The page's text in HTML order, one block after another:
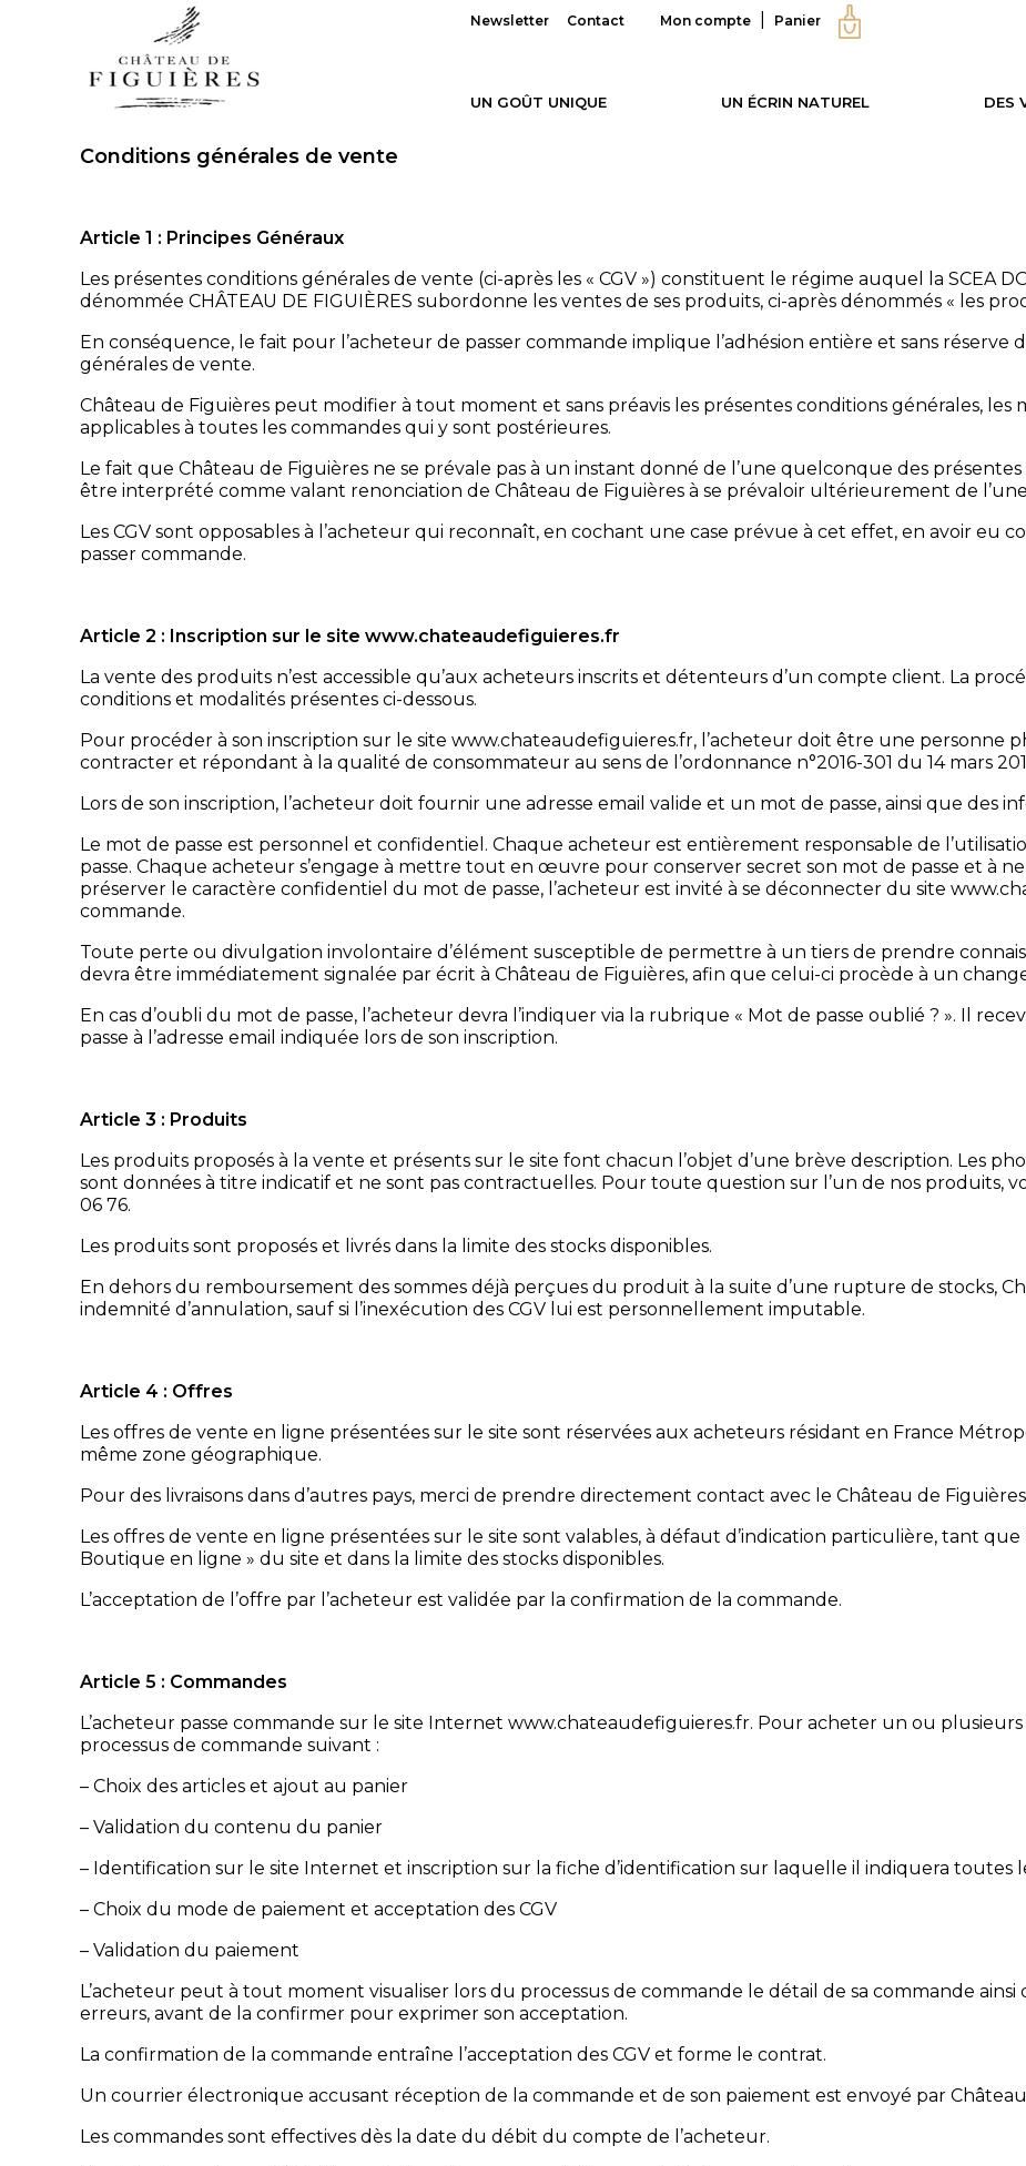
Newsletter Contact Mon compte Panier
UN GOÛT UNIQUE UN ÉCRIN NATUREL DES
Conditions générales de vente
Article 1 : Principes Généraux
Les présentes conditions générales de vente (ci-après les « CGV ») constituent le régime auquel la SCEA
dénommée CHÂTEAU DE FIGUIÈRES subordonne les ventes de ses produits, ci-après dénommés « les
En conséquence, le fait pour l’acheteur de passer commande implique l’adhésion entière et sans réserve
générales de vente.
Château de Figuières peut modifier à tout moment et sans préavis les présentes conditions générales, les
applicables à toutes les commandes qui y sont postérieures.
Le fait que Château de Figuières ne se prévale pas à un instant donné de l’une quelconque des
être interprété comme valant renonciation de Château de Figuières à se prévaloir ultérieurement de
Les CGV sont opposables à l’acheteur qui reconnaît, en cochant une case prévue à cet effet, en avoir eu
passer commande.
Article 2 : Inscription sur le site www.chateaudefiguieres.fr
La vente des produits n’est accessible qu’aux acheteurs inscrits et détenteurs d’un compte client. La
conditions et modalités présentes ci-dessous.
Pour procéder à son inscription sur le site www.chateaudefiguieres.fr, l’acheteur doit être une personne
contracter et répondant à la qualité de consommateur au sens de l’ordonnance n°2016-301 du 14 mars
Lors de son inscription, l’acheteur doit fournir une adresse email valide et un mot de passe, ainsi que des
Le mot de passe est personnel et confidentiel. Chaque acheteur est entièrement responsable de
passe. Chaque acheteur s’engage à mettre tout en œuvre pour conserver secret son mot de passe et à
préserver le caractère confidentiel du mot de passe, l’acheteur est invité à se déconnecter du site
commande.
Toute perte ou divulgation involontaire d’élément susceptible de permettre à un tiers de prendre
devra être immédiatement signalée par écrit à Château de Figuières, afin que celui-ci procède à un
En cas d’oubli du mot de passe, l’acheteur devra l’indiquer via la rubrique « Mot de passe oublié ? ». Il
passe à l’adresse email indiquée lors de son inscription.
Article 3 : Produits
Les produits proposés à la vente et présents sur le site font chacun l’objet d’une brève description. Les
sont données à titre indicatif et ne sont pas contractuelles. Pour toute question sur l’un de nos produits,
06 76.
Les produits sont proposés et livrés dans la limite des stocks disponibles.
En dehors du remboursement des sommes déjà perçues du produit à la suite d’une rupture de stocks,
indemnité d’annulation, sauf si l’inexécution des CGV lui est personnellement imputable.
Article 4 : Offres
Les offres de vente en ligne présentées sur le site sont réservées aux acheteurs résidant en France
même zone géographique.
Pour des livraisons dans d’autres pays, merci de prendre directement contact avec le Château de
Les offres de vente en ligne présentées sur le site sont valables, à défaut d’indication particulière, tant
Boutique en ligne » du site et dans la limite des stocks disponibles.
L’acceptation de l’offre par l’acheteur est validée par la confirmation de la commande.
Article 5 : Commandes
L’acheteur passe commande sur le site Internet www.chateaudefiguieres.fr. Pour acheter un ou
processus de commande suivant :
– Choix des articles et ajout au panier
– Validation du contenu du panier
– Identification sur le site Internet et inscription sur la fiche d’identification sur laquelle il indiquera toutes
– Choix du mode de paiement et acceptation des CGV
– Validation du paiement
L’acheteur peut à tout moment visualiser lors du processus de commande le détail de sa commande
erreurs, avant de la confirmer pour exprimer son acceptation.
La confirmation de la commande entraîne l’acceptation des CGV et forme le contrat.
Un courrier électronique accusant réception de la commande et de son paiement est envoyé par
Les commandes sont effectives dès la date du débit du compte de l’acheteur.